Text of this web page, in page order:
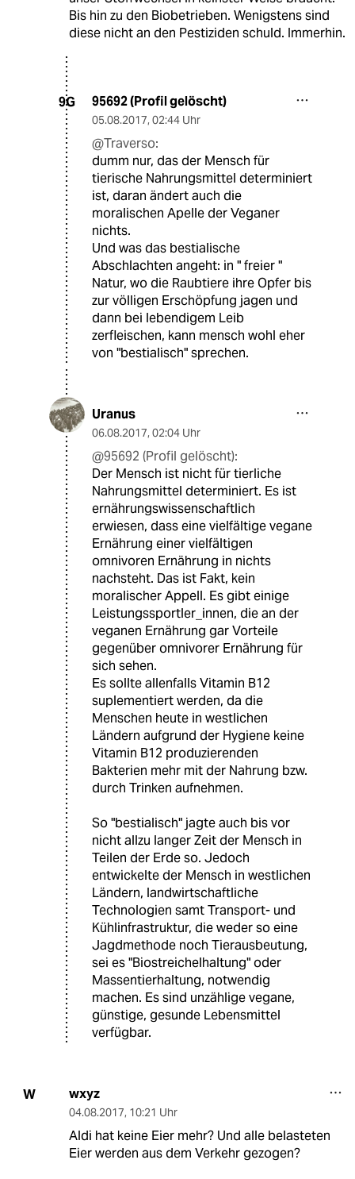
Bis hin zu den Biobetrieben. Wenigstens sind
diese nicht an den Pestiziden schuld. Immerhin.
9G 95692 (Profil gelöscht)
05.08.2017, 02:44 Uhr
@Traverso:
dumm nur, das der Mensch für
tierische Nahrungsmittel determiniert
ist, daran ändert auch die
moralischen Apelle der Veganer
nichts.
Und was das bestialische
Abschlachten angeht: in " freier "
Natur, wo die Raubtiere ihre Opfer bis
zur völligen Erschöpfung jagen und
dann bei lebendigem Leib
zerfleischen, kann mensch wohl eher
von "bestialisch" sprechen.
Uranus
06.08.2017, 02:04 Uhr
@95692 (Profil gelöscht):
Der Mensch ist nicht für tierliche
Nahrungsmittel determiniert. Es ist
ernährungswissenschaftlich
erwiesen, dass eine vielfältige vegane
Ernährung einer vielfältigen
omnivoren Ernährung in nichts
nachsteht. Das ist Fakt, kein
moralischer Appell. Es gibt einige
Leistungssportler_innen, die an der
veganen Ernährung gar Vorteile
gegenüber omnivorer Ernährung für
sich sehen.
Es sollte allenfalls Vitamin B12
suplementiert werden, da die
Menschen heute in westlichen
Ländern aufgrund der Hygiene keine
Vitamin B12 produzierenden
Bakterien mehr mit der Nahrung bzw.
durch Trinken aufnehmen.
So "bestialisch" jagte auch bis vor
nicht allzu langer Zeit der Mensch in
Teilen der Erde so. Jedoch
entwickelte der Mensch in westlichen
Ländern, landwirtschaftliche
Technologien samt Transport- und
Kühlinfrastruktur, die weder so eine
Jagdmethode noch Tierausbeutung,
sei es "Biostreichelhaltung" oder
Massentierhaltung, notwendig
machen. Es sind unzählige vegane,
günstige, gesunde Lebensmittel
verfügbar.
W wxyz
04.08.2017, 10:21 Uhr
Aldi hat keine Eier mehr? Und alle belasteten
Eier werden aus dem Verkehr gezogen?